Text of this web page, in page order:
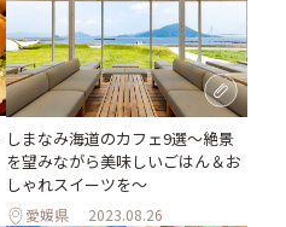
しまなみ海道のカフェ9選〜絶景
を望みながら美味しいごはん＆お
しゃれスイーツを〜
愛媛県 2023.08.26